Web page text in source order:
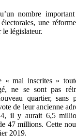
nombre
une
le législateur.
« mal inscrites »
ne se sont pas
quartier, sans
de leur ancienne
il y aurait 6,5
47 millions. Cette
2019.